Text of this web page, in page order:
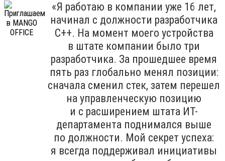
«Я работаю в компании уже 16 лет,
начинал с должности разработчика
С++. На момент моего устройства
в штате компании было три
разработчика. За прошедшее время
пять раз глобально менял позиции:
сначала сменил стек, затем перешел
на управленческую позицию
и с расширением штата ИТ-
департамента поднимался выше
по должности. Мой секрет успеха:
я всегда поддерживал инициативы